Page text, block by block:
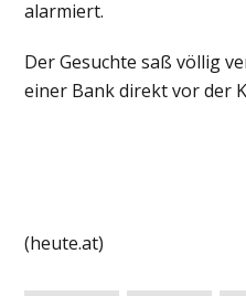
alarmiert.
Der Gesuchte saß völlig
einer Bank direkt vor der
(heute.at)